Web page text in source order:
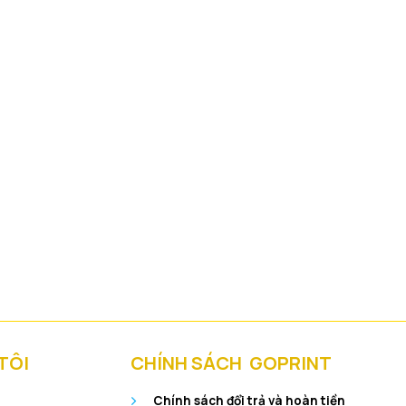
CHÍNH SÁCH GOPRINT
Chính sách đổi trả và hoàn tiền